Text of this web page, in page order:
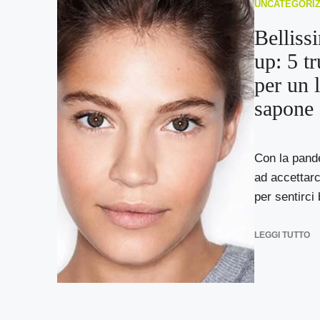
up: 5
per un
sapone
Con la
ad
per sentirci
LEGGI TUTTO